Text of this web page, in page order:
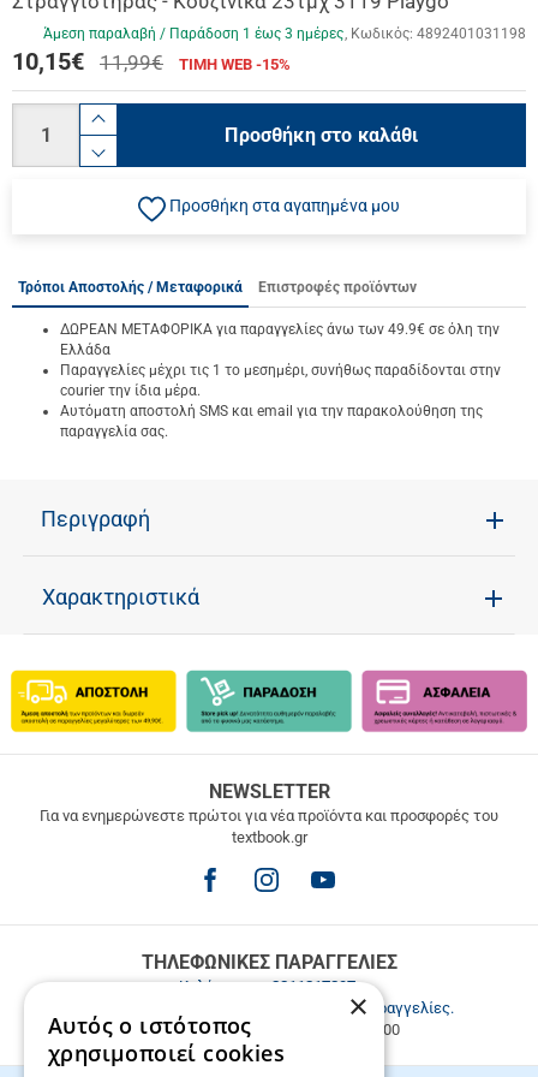
Άμεση παραλαβή / Παράδoση 1 έως 3 ημέρες Κωδικός: 4892401031198
10,15€ 11,99€ ΤΙΜΗ WEB -15%
product.increase.quantity
product.decrease.quantity
Προσθήκη στο καλάθι
Προσθήκη στα αγαπημένα μου
Τρόποι Αποστολής / Μεταφορικά Επιστροφές προϊόντων
ΔΩΡΕΑΝ ΜΕΤΑΦΟΡΙΚΑ για παραγγελίες άνω των 49.9€ σε όλη την
Ελλάδα
Παραγγελίες μέχρι τις 1 το μεσημέρι, συνήθως παραδίδονται στην
courier την ίδια μέρα.
Αυτόματη αποστολή SMS και email για την παρακολούθηση της
παραγγελία σας.
Περιγραφή
Χαρακτηριστικά
ΜΕΤΑΦΟΡΙΚΑ
άνω
NEWSLETTER
Για να ενημερώνεστε πρώτοι για νέα προϊόντα και προσφορές του
textbook.gr
ΤΗΛΕΦΩΝΙΚΕΣ ΠΑΡΑΓΓΕΛΙΕΣ
Καλέστε μας2811217297.
Εξυπηρέτηση πελατών & τηλεφωνικές παραγγελίες.
Δευ. - Παρ. 9:00-17:00, Σάβ. 9:00-15:00
×
Αυτός ο ιστότοπος
χρησιμοποιεί cookies